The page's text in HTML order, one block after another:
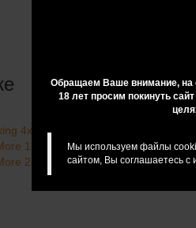
Обращаем Ваше внимание, на
18 лет просим покинуть
Мы используем файлы
сайтом, Вы соглашаетесь с
4х32 АО с подсвет., крепление
1-10х24 MD 30мм с подсвет.
2-20х44 Half MD 30мм с подсвет.